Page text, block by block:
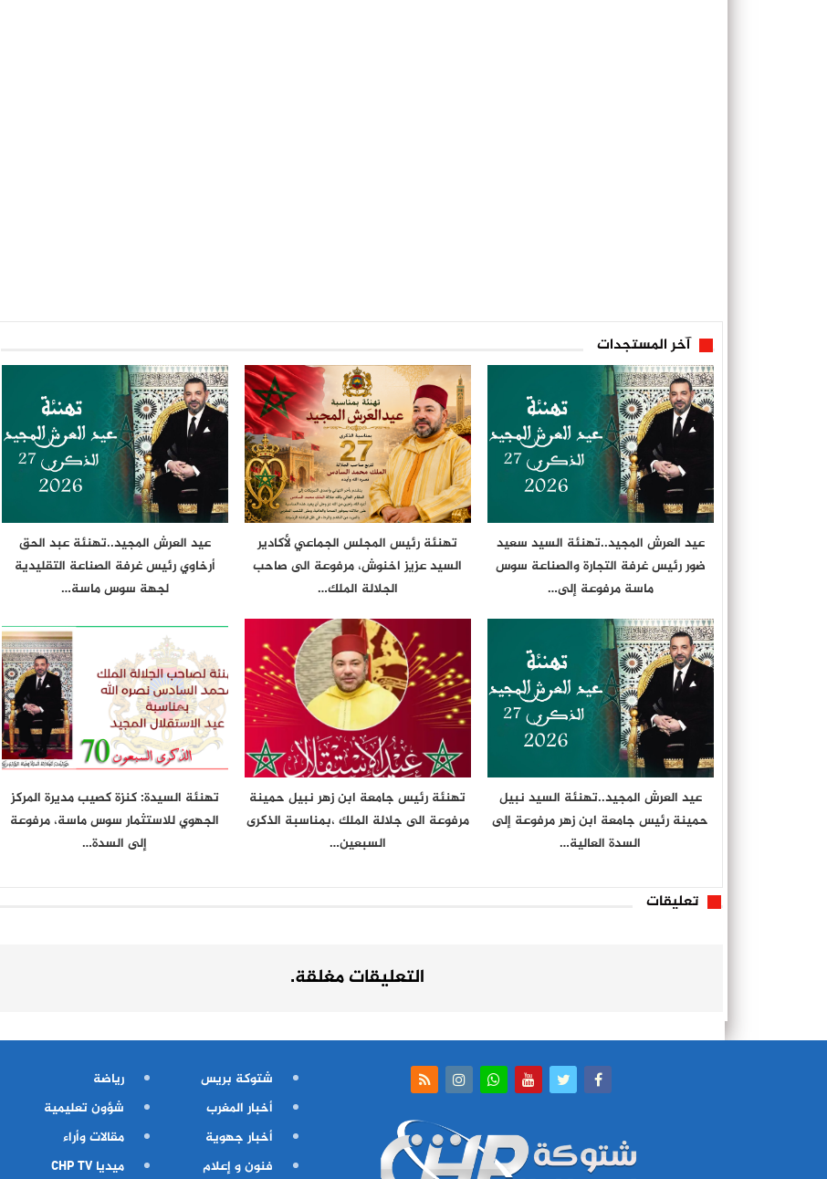
آخر المستجدات
عيد العرش المجيد..تهنئة السيد سعيد
ضور رئيس غرفة التجارة والصناعة سوس
ماسة مرفوعة إلى…
تهنئة رئيس المجلس الجماعي لأكادير
السيد عزيز اخنوش، مرفوعة الى صاحب
الجلالة الملك…
عيد العرش المجيد..تهنئة عبد الحق
أرخاوي رئيس غرفة الصناعة التقليدية
لجهة سوس ماسة…
عيد العرش المجيد..تهنئة السيد نبيل
حمينة رئيس جامعة ابن زهر مرفوعة إلى
السدة العالية…
تهنئة رئيس جامعة ابن زهر نبيل حمينة
مرفوعة الى جلالة الملك ،بمناسبة الذكرى
السبعين…
تهنئة السيدة: كنزة كصيب مديرة المركز
الجهوي للاستثمار سوس ماسة، مرفوعة
إلى السدة…
تعليقات
التعليقات مغلقة.
شتوكة بريس
أخبار المغرب
أخبار جهوية
فنون و إعلام
رياضة
شؤون تعليمية
مقالات وأراء
ميديا CHP TV